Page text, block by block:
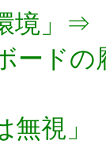
境」⇒
ドの
視」